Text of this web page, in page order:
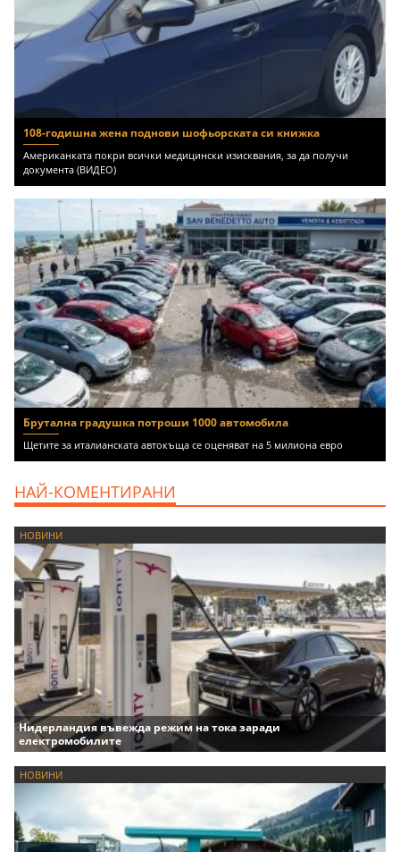
108-годишна жена поднови шофьорската си книжка
Американката покри всички медицински изисквания, за да получи
документа (ВИДЕО)
Брутална градушка потроши 1000 автомобила
Щетите за италианската автокъща се оценяват на 5 милиона евро
НАЙ-КОМЕНТИРАНИ
НОВИНИ
Нидерландия въвежда режим на тока заради
електромобилите
НОВИНИ